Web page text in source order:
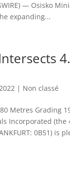
— Osisko
expanding...
| Non classé
Metres Grading
Incorporated (the
0B51)